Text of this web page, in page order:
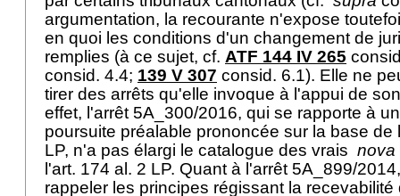
argumentation, la recourante n'expose
en quoi les conditions d'un changement de
remplies (à ce sujet, cf. ATF 144 IV 265
consid. 4.4; 139 V 307 consid. 6.1). Elle ne
tirer des arrêts qu'elle invoque à l'appui de
effet, l'arrêt 5A_300/2016, qui se rapporte à
poursuite préalable prononcée sur la base de
LP, n'a pas élargi le catalogue des vrais nova
l'art. 174 al. 2 LP. Quant à l'arrêt 5A_899/
rappeler les principes régissant la